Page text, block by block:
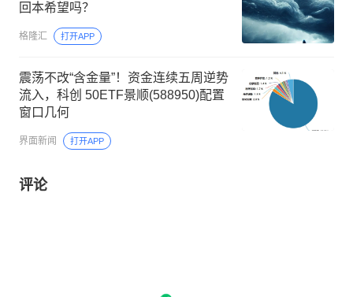
回本希望吗？
格隆汇 打开APP
震荡不改“含金量”！资金连续五周逆势
流入，科创 50ETF景顺(588950)配置
窗口几何
界面新闻 打开APP
评论